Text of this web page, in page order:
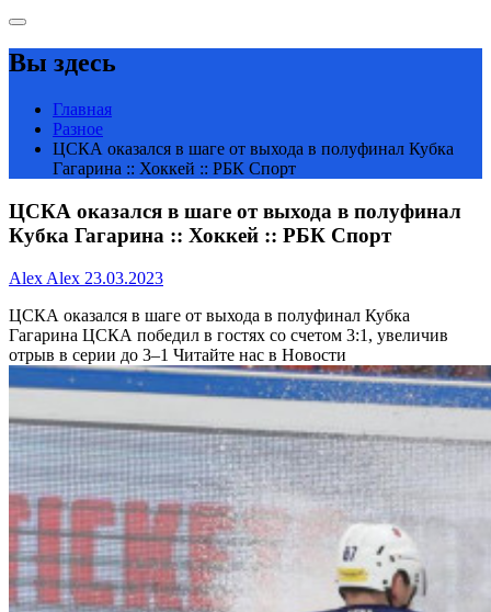
Вы здесь
Главная
Разное
ЦСКА оказался в шаге от выхода в полуфинал Кубка
Гагарина :: Хоккей :: РБК Спорт
ЦСКА оказался в шаге от выхода в полуфинал
Кубка Гагарина :: Хоккей :: РБК Спорт
Alex Alex 23.03.2023
ЦСКА оказался в шаге от выхода в полуфинал Кубка
Гагарина ЦСКА победил в гостях со счетом 3:1, увеличив
отрыв в серии до 3–1 Читайте нас в Новости